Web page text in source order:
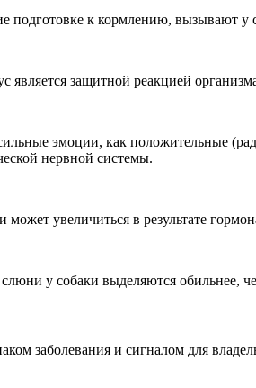
подготовке к кормлению, вызывают
защитной реакцией
эмоции, как положительные
нервной системы.
увеличиться в результате
у собаки выделяются обильнее,
заболевания и сигналом для